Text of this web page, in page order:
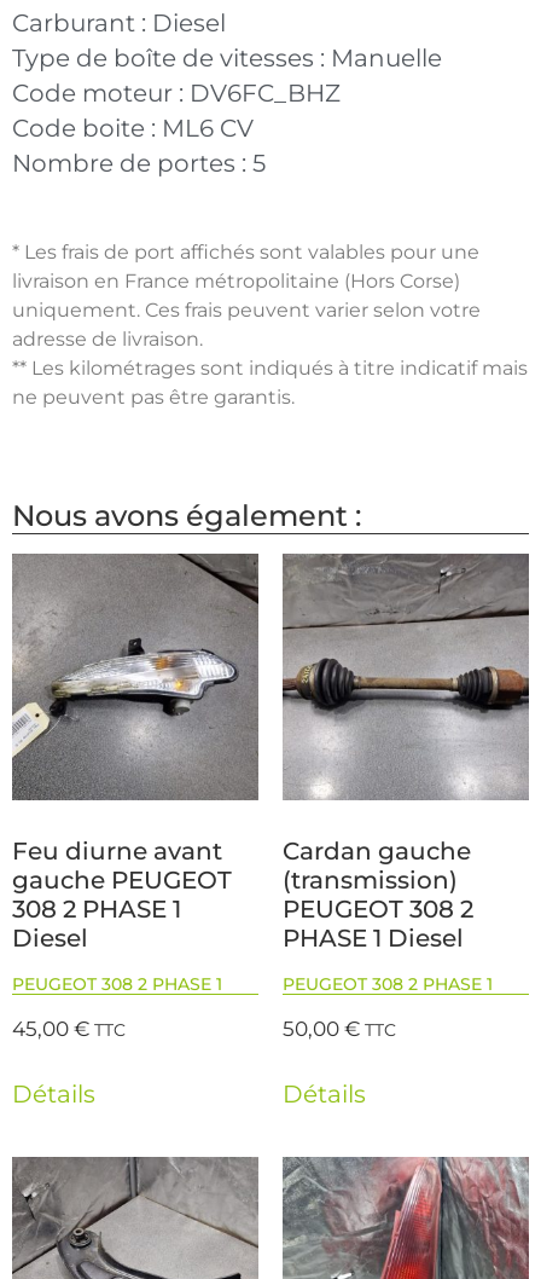
Carburant : Diesel
Type de boîte de vitesses : Manuelle
Code moteur : DV6FC_BHZ
Code boite : ML6 CV
Nombre de portes : 5
* Les frais de port affichés sont valables pour une
livraison en France métropolitaine (Hors Corse)
uniquement. Ces frais peuvent varier selon votre
adresse de livraison.
** Les kilométrages sont indiqués à titre indicatif mais
ne peuvent pas être garantis.
Nous avons également :
Feu diurne avant
gauche PEUGEOT
308 2 PHASE 1
Diesel
PEUGEOT 308 2 PHASE 1
45,00€ TTC
Détails
Cardan gauche
(transmission)
PEUGEOT 308 2
PHASE 1 Diesel
PEUGEOT 308 2 PHASE 1
50,00€ TTC
Détails